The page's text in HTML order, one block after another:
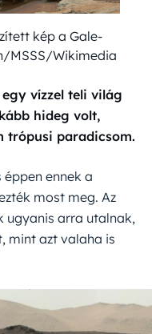
kép a Gale-
MSSS/Wikimedia
vízzel teli világ
hideg volt,
trópusi paradicsom.
ennek a
most meg. Az
ugyanis arra utalnak,
mint azt valaha is